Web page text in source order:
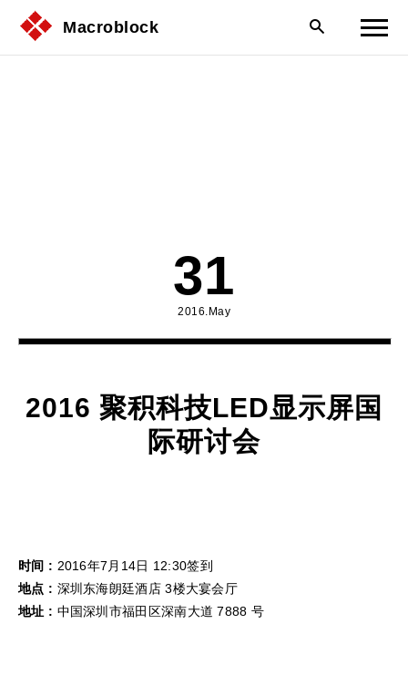
Macroblock
31
2016.May
2016 聚积科技LED显示屏国
际研讨会
时间 : 2016年7月14日 12:30签到
地点 : 深圳东海朗廷酒店 3楼大宴会厅
地址 : 中国深圳市福田区深南大道 7888 号